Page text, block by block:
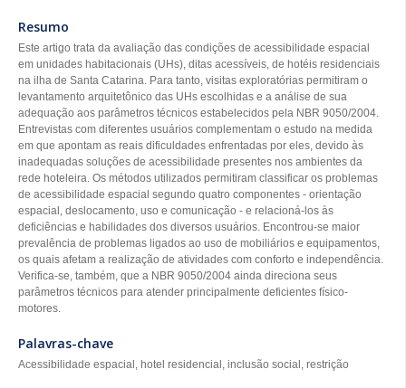
Resumo
Este artigo trata da avaliação das condições de acessibilidade espacial
em unidades habitacionais (UHs), ditas acessíveis, de hotéis residenciais
na ilha de Santa Catarina. Para tanto, visitas exploratórias permitiram o
levantamento arquitetônico das UHs escolhidas e a análise de sua
adequação aos parâmetros técnicos estabelecidos pela NBR 9050/2004.
Entrevistas com diferentes usuários complementam o estudo na medida
em que apontam as reais dificuldades enfrentadas por eles, devido às
inadequadas soluções de acessibilidade presentes nos ambientes da
rede hoteleira. Os métodos utilizados permitiram classificar os problemas
de acessibilidade espacial segundo quatro componentes - orientação
espacial, deslocamento, uso e comunicação - e relacioná-los às
deficiências e habilidades dos diversos usuários. Encontrou-se maior
prevalência de problemas ligados ao uso de mobiliários e equipamentos,
os quais afetam a realização de atividades com conforto e independência.
Verifica-se, também, que a NBR 9050/2004 ainda direciona seus
parâmetros técnicos para atender principalmente deficientes físico-
motores.
Palavras-chave
Acessibilidade espacial, hotel residencial, inclusão social, restrição